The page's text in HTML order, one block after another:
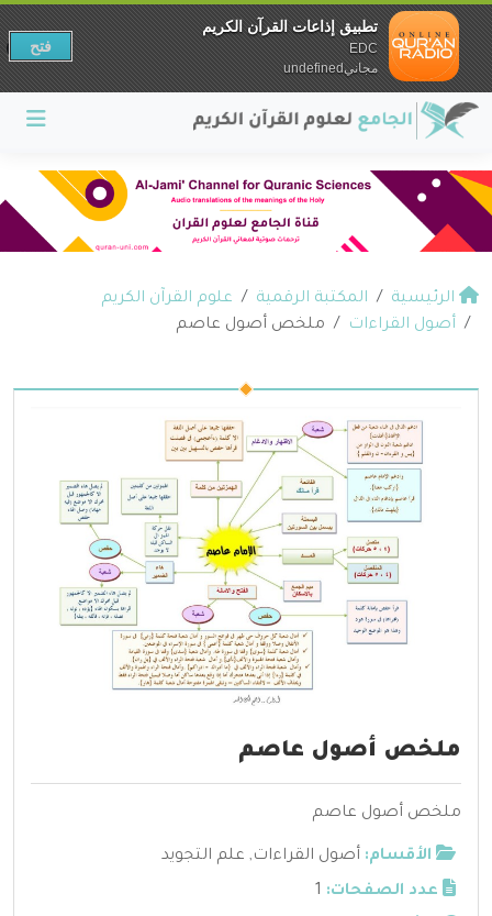
الرئيسية المكتبة الرقمية
علوم القرآن الكريم
أصول القراءات
ملخص أصول عاصم
ملخص أصول عاصم
ملخص أصول عاصم
الأقسام: أصول القراءات, علم التجويد
عدد الصفحات: 1
تطبيق إذاعات القرآن الكريم
EDC
مجانيundefined
فتح